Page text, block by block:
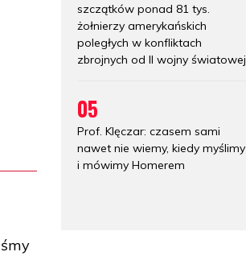
szczątków ponad 81 tys.
żołnierzy amerykańskich
poległych w konfliktach
zbrojnych od II wojny światowej
05
Prof. Klęczar: czasem sami
nawet nie wiemy, kiedy myślimy
i mówimy Homerem